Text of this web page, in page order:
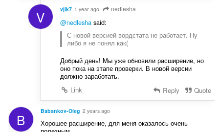
V vjik7 1 year ago nedlesha
@nedleshasaid:
С новой версией вордстата не работает. Ну
либо я не понял как(
Добрый день! Мы уже обновили расширение, но
оно пока на этапе проверки. В новой версии
должно заработать.
Link
Reply Quote
B Babankov-Oleg 2 years ago
Хорошее расширение, для меня оказалось очень